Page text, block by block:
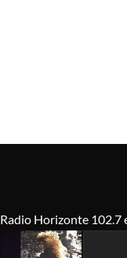
Radio Horizonte 102.7